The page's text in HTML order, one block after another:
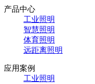
产品中心
工业照明
智慧照明
体育照明
远距离照明
应用案例
工业照明